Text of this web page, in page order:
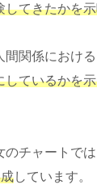
してきたかを
関係における
しているかを
チャートでは
しています。